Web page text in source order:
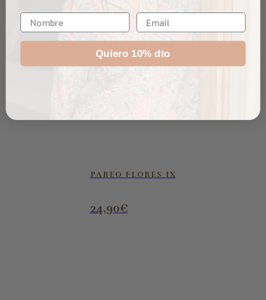
PAREO FLORES IX
24,90€
Quiero 10% dto